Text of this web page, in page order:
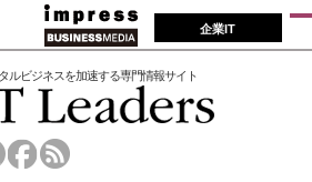
企業IT
ルビジネスを加速する専門情報サイト